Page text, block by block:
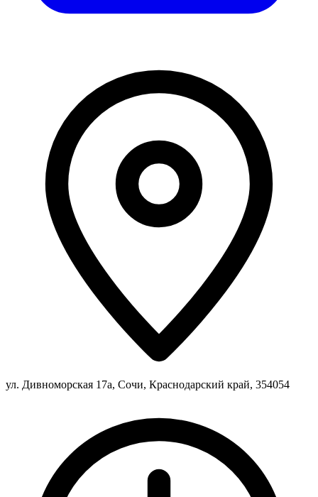
ул. Дивноморская 17а, Сочи, Краснодарский край, 354054